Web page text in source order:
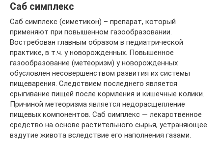
Саб симплекс
Саб симплекс (симетикон) – препарат, который
применяют при повышенном газообразовании.
Востребован главным образом в педиатрической
практике, в т.ч. у новорожденных. Повышенное
газообразование (метеоризм) у новорожденных
обусловлен несовершенством развития их системы
пищеварения. Следствием последнего является
срыгивание пищей после кормления и кишечные колики.
Причиной метеоризма является недорасщепление
пищевых компонентов. Саб симплекс — лекарственное
средство на основе растительного сырья, устраняющее
вздутие живота вследствие его наполнения газами.